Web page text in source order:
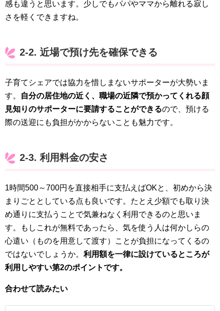
感も違うと思います。少しでもパパやママから離れる寂し
さを軽くできますね。
2-2. 近場で預け先を確保できる
子育てシェアでは協力を惜しまないサポーターが大勢いま
す。
自分の居住地の近く、職場の近隣で預かってくれる顔
見知りのサポーターに要請することができるので、預ける
際の送迎にも負担がかからないことも魅力です。
2-3. 利用料金の安さ
1時間500～700円を直接相手に支払えばOKと、初めから決
まりごととしている点も良いです。たとえ少額でも取り決
め通りに支払うことで気兼ねなく利用できるのと思いま
す。もしこれが無料であったら、気を使う人は何かしらの
心遣い（ものを用意して渡す）ことが負担になってくるの
ではないでしょうか。 利用額を一律に設けているところが
利用しやすい第2のポイントです。
合わせて読みたい